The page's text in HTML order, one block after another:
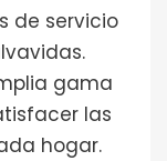
de servicio
gama
las
hogar.